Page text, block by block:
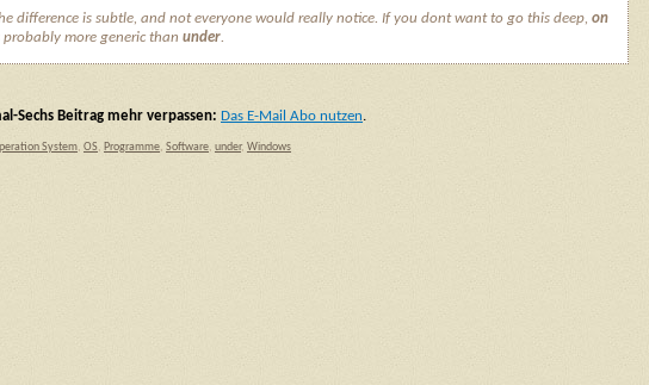
difference is subtle, and not everyone would really notice. If you dont want to go this deep, on
probably more generic than under.
Sechs Beitrag mehr verpassen: Das E-Mail Abo nutzen.
System, OS, Programme, Software, under, Windows